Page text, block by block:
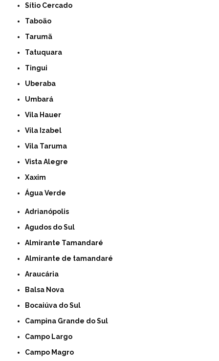
Sítio Cercado
Taboão
Tarumã
Tatuquara
Tingui
Uberaba
Umbará
Vila Hauer
Vila Izabel
Vila Taruma
Vista Alegre
Xaxim
Água Verde
Adrianópolis
Agudos do Sul
Almirante Tamandaré
Almirante de tamandaré
Araucária
Balsa Nova
Bocaiúva do Sul
Campina Grande do Sul
Campo Largo
Campo Magro